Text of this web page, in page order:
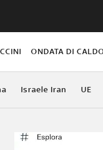
ONDATA DI
Israele Iran UE